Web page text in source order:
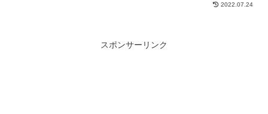
2022.07.24
スポンサーリンク